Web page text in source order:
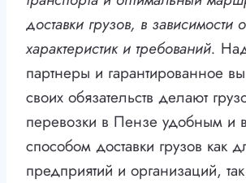
доставки грузов, в зависимости
характеристик и требований.
партнеры и гарантированное
своих обязательств делают
перевозки в Пензе удобным и
способом доставки грузов как
предприятий и организаций,